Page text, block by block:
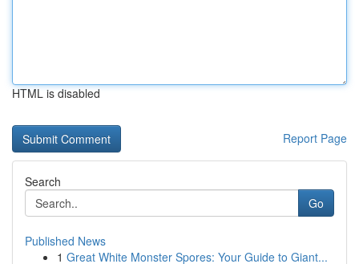
HTML is disabled
Report Page
Search
Go
Published News
1 Great White Monster Spores: Your Guide to Giant...